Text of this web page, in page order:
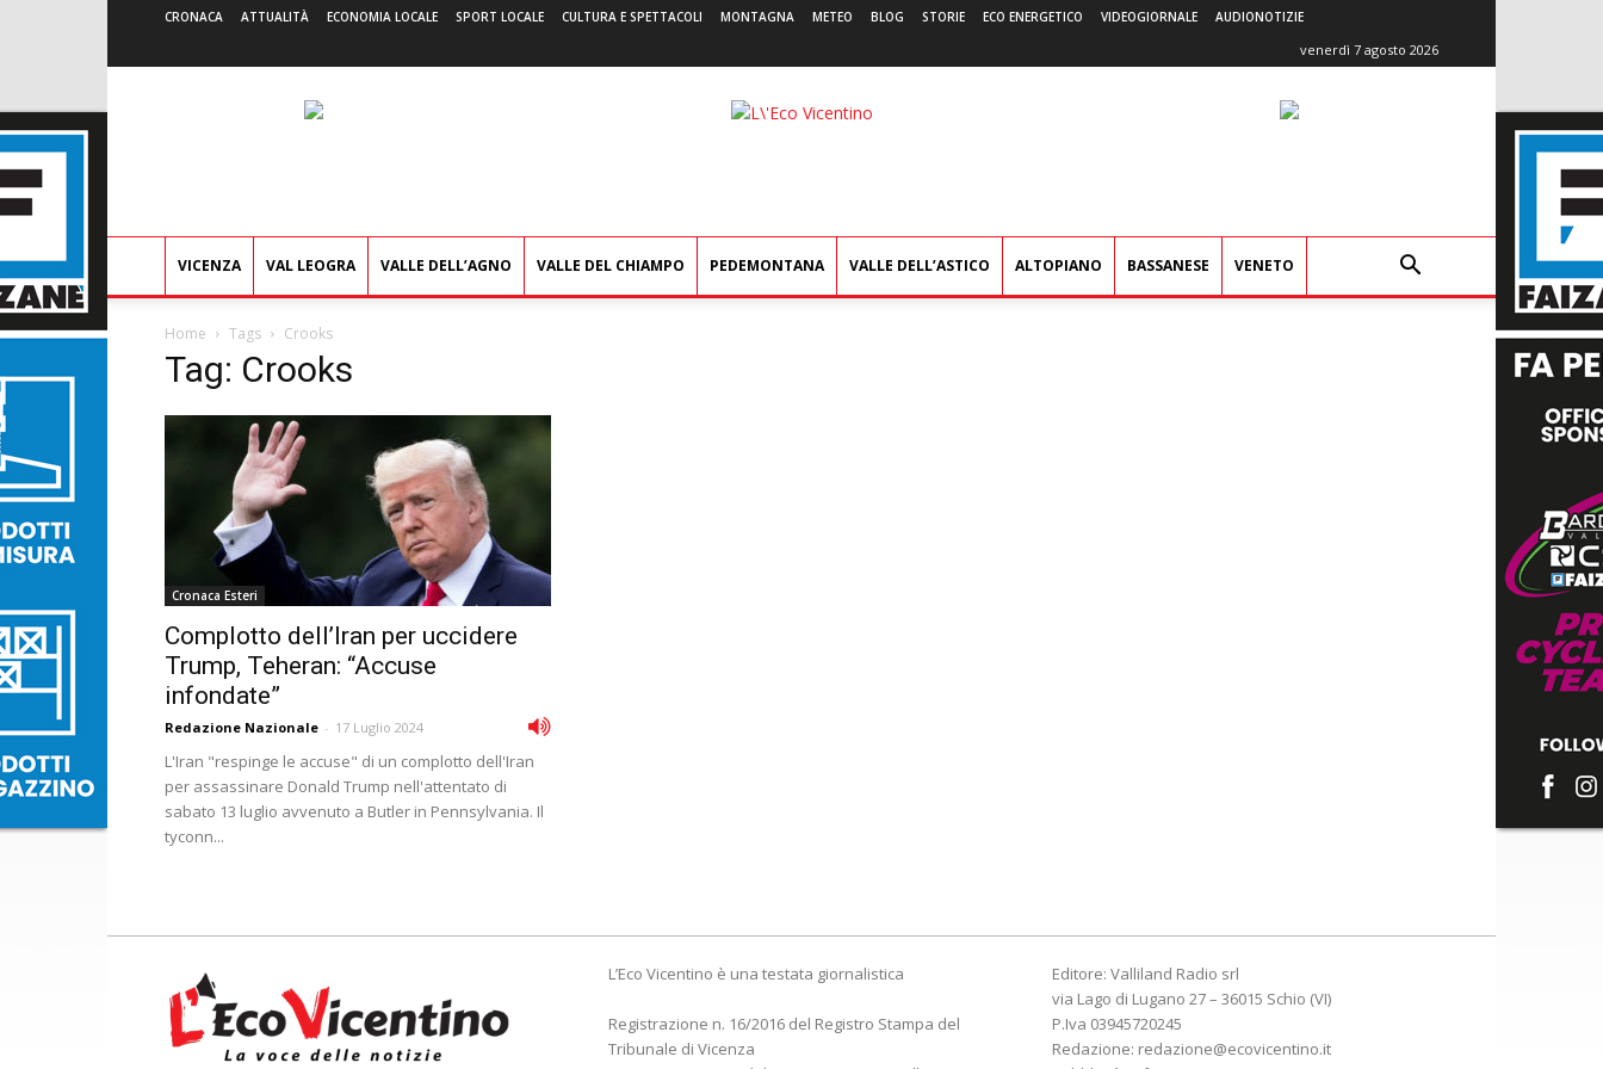
CRONACA ATTUALITÀ ECONOMIA LOCALE SPORT LOCALE CULTURA E SPETTACOLI MONTAGNA METEO BLOG STORIE ECO ENERGETICO VIDEOGIORNALE AUDIONOTIZIE
venerdì 7 agosto 2026
L'Eco
VICENZA VAL LEOGRA VALLE DELL’AGNO VALLE DEL CHIAMPO PEDEMONTANA VALLE DELL’ASTICO ALTOPIANO BASSANESE VENETO
Home Tags Crooks
Tag: Crooks
Cronaca Esteri
Complotto dell’Iran per uccidere
Trump, Teheran: “Accuse
infondate”
Redazione Nazionale - 17 Luglio 2024
L'Iran "respinge le accuse" di un complotto dell'Iran
per assassinare Donald Trump nell'attentato di
sabato 13 luglio avvenuto a Butler in Pennsylvania. Il
tyconn...
L’Eco Vicentino è una testata giornalistica
Registrazione n. 16/2016 del Registro Stampa del
Tribunale di Vicenza
Editore: Valliland Radio srl
via Lago di Lugano 27 – 36015 Schio (VI)
P.Iva 03945720245
Redazione: redazione@ecovicentino.it